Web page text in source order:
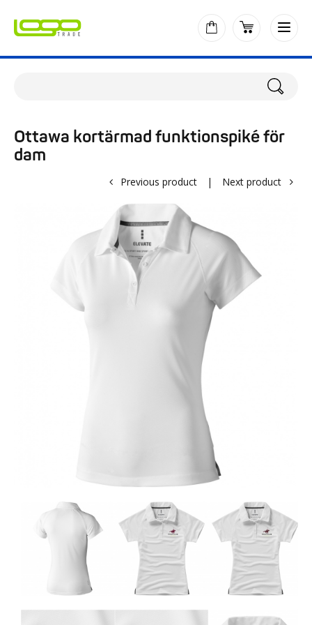
Ottawa kortärmad funktionspiké för
dam
Previous product | Next product